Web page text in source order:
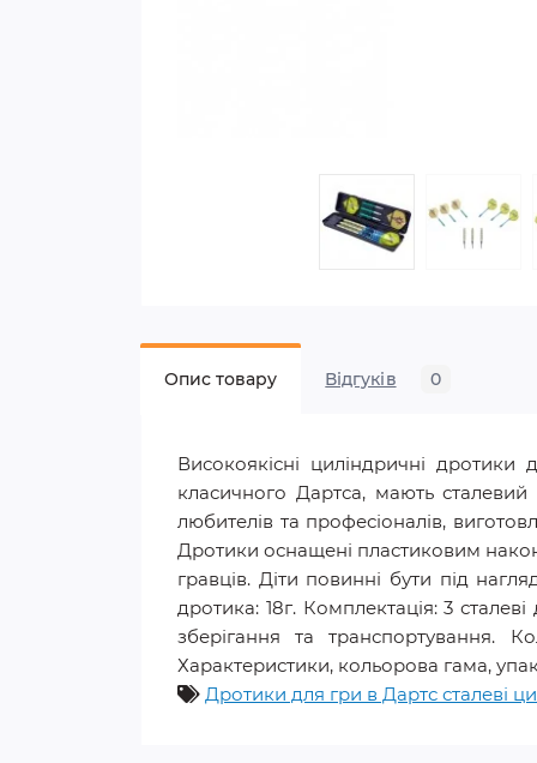
Опис товару Відгуків 0
Високоякісні циліндричні
класичного Дартса, мають
любителів та професіоналів,
Дротики оснащені пластиковим
гравців. Діти повинні бути під
дротика: 18г. Комплектація: 3
зберігання та транспортування.
Характеристики, кольорова гама,
Дротики для гри в Дартс сталеві